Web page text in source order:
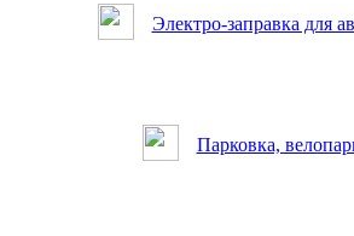
Электро-заправка для
Парковка,